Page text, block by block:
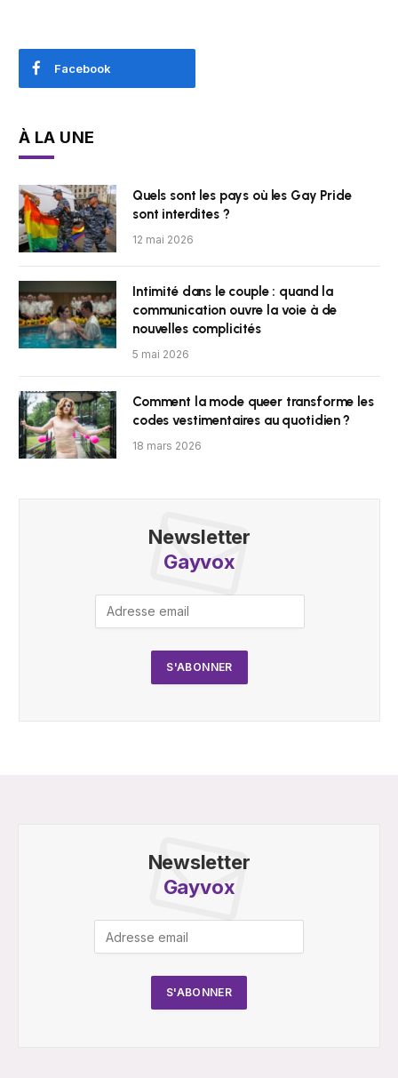
Facebook
À LA UNE
Quels sont les pays où les Gay Pride
sont interdites ?
12 mai 2026
Intimité dans le couple : quand la
communication ouvre la voie à de
nouvelles complicités
5 mai 2026
Comment la mode queer transforme les
codes vestimentaires au quotidien ?
18 mars 2026
Newsletter
Gayvox
Newsletter
Gayvox